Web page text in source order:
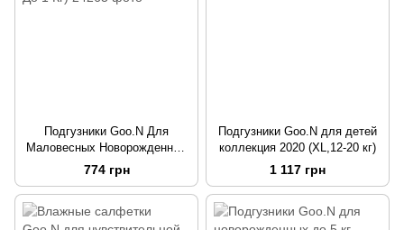
Подгузники Goo.N Для
Маловесных Новорожденных
(Р. Sssss, До 1 Кг)
774 грн
Подгузники Goo.N для детей
коллекция 2020 (XL,12-20 кг)
1 117 грн